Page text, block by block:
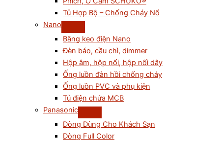
Tủ Hợp Bộ – Chống Cháy Nổ
Nano
Băng keo điện Nano
Đèn báo, cầu chì, dimmer
Hộp âm, hộp nổi, hộp nối dây
Ống luồn đàn hồi chống cháy
Ống luồn PVC và phụ kiện
Tủ điện chứa MCB
Panasonic
Dòng Dùng Cho Khách Sạn
Dòng Full Color